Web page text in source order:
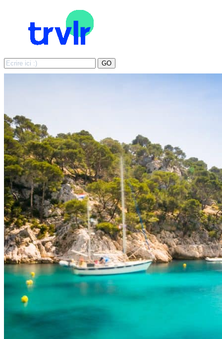
Search
for:
GO